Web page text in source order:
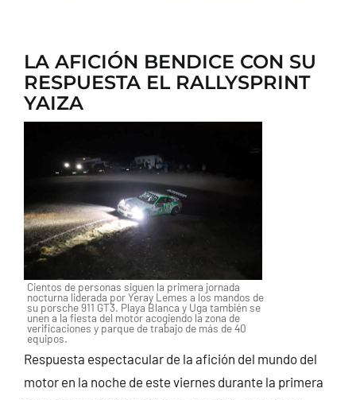
LA AFICIÓN BENDICE CON SU
RESPUESTA EL RALLYSPRINT
YAIZA
Cientos de personas siguen la primera jornada
nocturna liderada por Yeray Lemes a los mandos de
su porsche 911 GT3. Playa Blanca y Uga también se
unen a la fiesta del motor acogiendo la zona de
verificaciones y parque de trabajo de más de 40
equipos.
Respuesta espectacular de la afición del mundo del
motor en la noche de este viernes durante la primera